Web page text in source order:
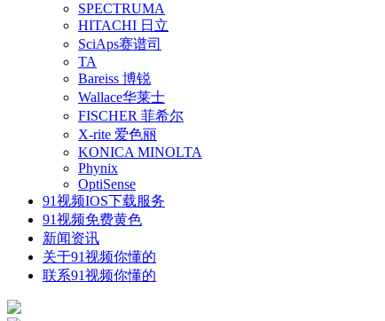
SPECTRUMA
HITACHI 日立
SciAps赛谱司
TA
Bareiss 博锐
Wallace华莱士
FISCHER 菲希尔
X-rite 爱色丽
KONICA MINOLTA
Phynix
OptiSense
91视频IOS下载服务
91视频免费黄色
新闻资讯
关于91视频你懂的
联系91视频你懂的